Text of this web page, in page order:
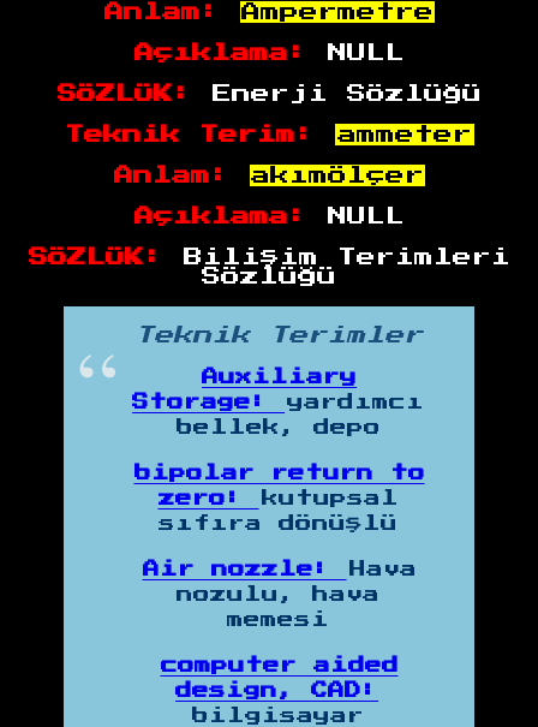
Anlam: Ampermetre
Açıklama: NULL
SÖZLÜK: Enerji Sözlüğü
Teknik Terim: ammeter
Anlam: akımölçer
Açıklama: NULL
SÖZLÜK:
Bilişim Terimleri
Sözlüğü
Teknik Terimler
Auxiliary
Storage:
yardımcı
bellek, depo
bipolar return to
zero:
kutupsal
sıfıra dönüşlü
Air nozzle:
Hava
nozulu, hava
memesi
computer aided
design, CAD:
bilgisayar